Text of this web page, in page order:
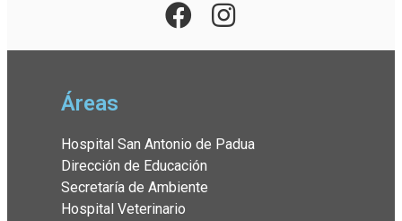
Áreas
Hospital San Antonio de Padua
Dirección de Educación
Secretaría de Ambiente
Hospital Veterinario